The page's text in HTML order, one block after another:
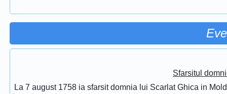
Sfarsitul
La 7 august 1758 ia sfarsit domnia lui Scarlat Ghica in